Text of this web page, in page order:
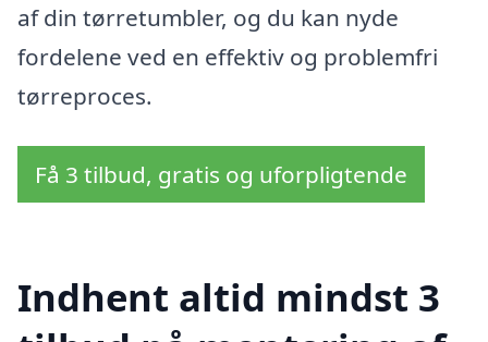
af din tørretumbler, og du kan nyde
fordelene ved en effektiv og problemfri
tørreproces.
Få 3 tilbud, gratis og uforpligtende
Indhent altid mindst 3